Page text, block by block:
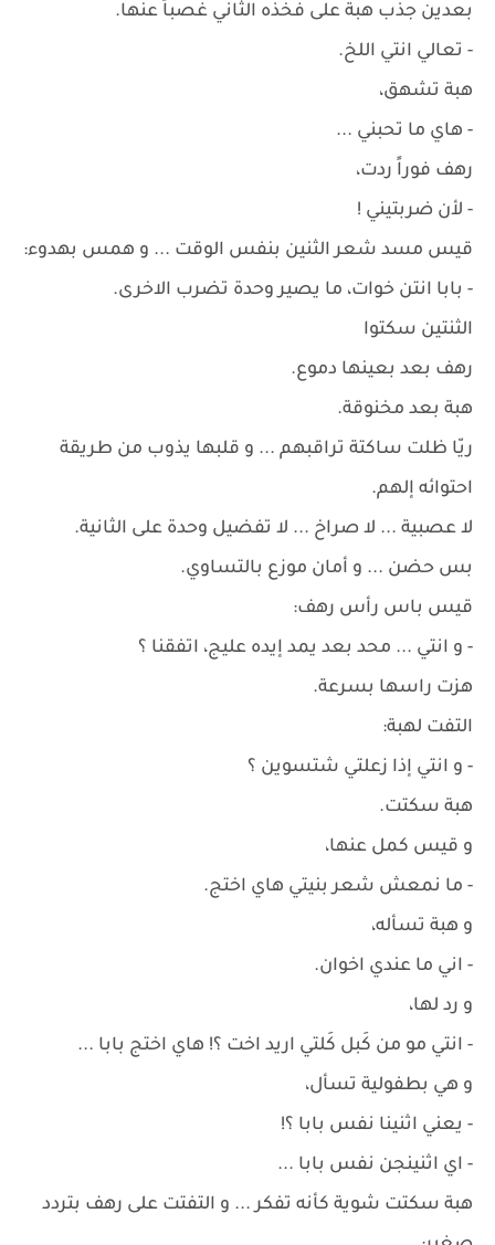
بعدين جذب هبة على فخذه الثاني غصباً عنها.
- تعالي انتي اللخ.
هبة تشهق،
- هاي ما تحبني ...
رهف فوراً ردت،
- لأن ضربتيني !
قيس مسد شعر الثنين بنفس الوقت ... و همس بهدوء:
- بابا انتن خوات، ما يصير وحدة تضرب الاخرى.
الثنتين سكتوا
رهف بعد بعينها دموع.
هبة بعد مخنوقة.
ريّا ظلت ساكتة تراقبهم ... و قلبها يذوب من طريقة
احتوائه إلهم.
لا عصبية ... لا صراخ ... لا تفضيل وحدة على الثانية.
بس حضن ... و أمان موزع بالتساوي.
قيس باس رأس رهف:
- و انتي ... محد بعد يمد إيده عليج، اتفقنا ؟
هزت راسها بسرعة.
التفت لهبة:
- و انتي إذا زعلتي شتسوين ؟
هبة سكتت.
و قيس كمل عنها،
- ما نمعش شعر بنيتي هاي اختج.
و هبة تسأله،
- اني ما عندي اخوان.
و رد لها،
- انتي مو من كَبل كَلتي اريد اخت ؟! هاي اختج بابا ...
و هي بطفولية تسأل،
- يعني اثنينا نفس بابا ؟!
- اي اثنينجن نفس بابا ...
هبة سكتت شوية كأنه تفكر ... و التفتت على رهف بتردد